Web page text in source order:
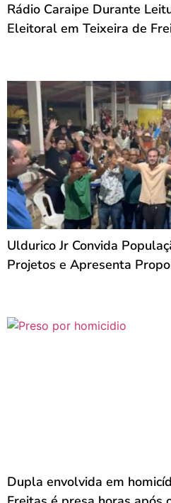
Rádio Caraipe Durante
Eleitoral em Teixeira de
Uldurico Jr Convida
Projetos e Apresenta
Dupla envolvida em